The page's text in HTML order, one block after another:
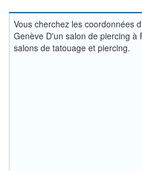
Vous cherchez les coordonnées
Genève D'un salon de piercing à
salons de tatouage et piercing.